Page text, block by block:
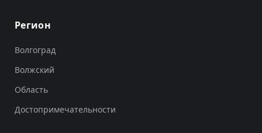
Регион
Волгоград
Волжский
Область
Достопримечательности